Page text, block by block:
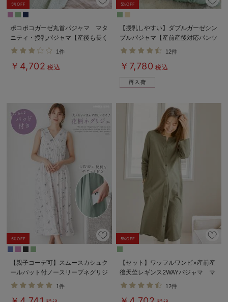
5%OFF
ポコポコガーゼ丸首パジャマ マタ
ニティ・授乳パジャマ【産後も長く
着れる】INUJIRUSHI（イヌジル
1件
￥4,702 税込
5%OFF
【授乳しやすい】ダブルガーゼシン
プルパジャマ【産前産後対応パンツ
付】
12件
￥7,780 税込
5%OFF
【親子コーデ可】スムースカシュク
ールパット付ノースリーブネグリジ
ェ マタニティ・産後授乳服【出産
1件
5%OFF
【セット】ワッフルワンピ×産前産
後天竺レギンス2WAYパジャマ マ
タニティ・授乳服
12件